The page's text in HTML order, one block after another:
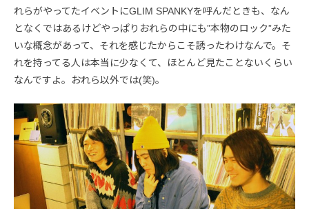
れらがやってたイベントにGLIM SPANKYを呼んだときも、なん
となくではあるけどやっぱりおれらの中にも”本物のロック”みた
いな概念があって、それを感じたからこそ誘ったわけなんで。そ
れを持ってる人は本当に少なくて、ほとんど見たことないくらい
なんですよ。おれら以外では(笑)。